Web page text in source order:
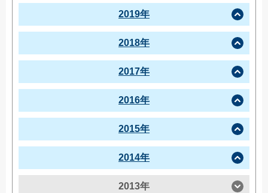
2019年
2018年
2017年
2016年
2015年
2014年
2013年